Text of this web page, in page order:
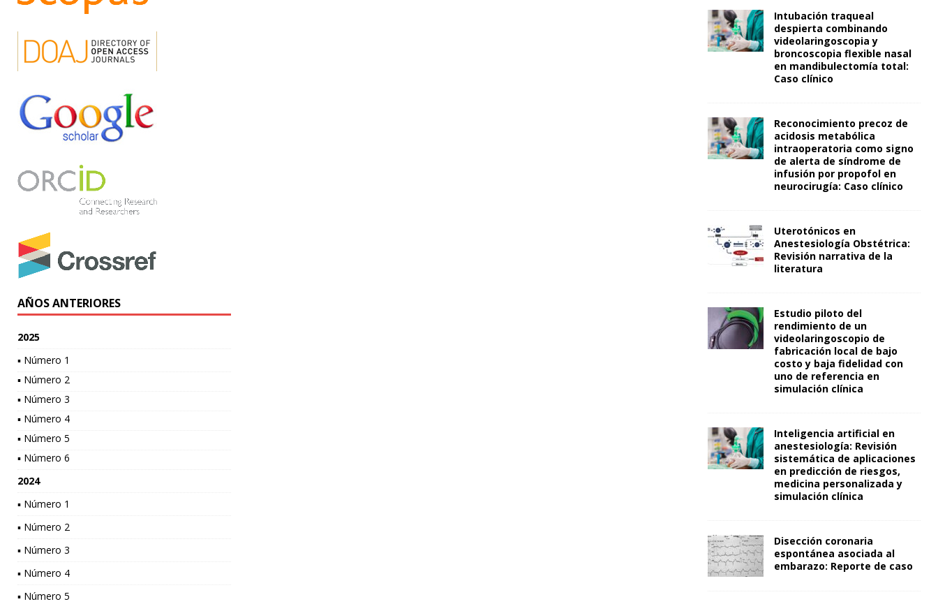
AÑOS ANTERIORES
2025
▪ Número 1
▪ Número 2
▪ Número 3
▪ Número 4
▪ Número 5
▪ Número 6
2024
▪ Número 1
▪ Número 2
▪ Número 3
▪ Número 4
▪ Número 5
Intubación traqueal
despierta combinando
videolaringoscopia y
broncoscopia flexible nasal
en mandibulectomía total:
Caso clínico
Reconocimiento precoz de
acidosis metabólica
intraoperatoria como signo
de alerta de síndrome de
infusión por propofol en
neurocirugía: Caso clínico
Uterotónicos en
Anestesiología Obstétrica:
Revisión narrativa de la
literatura
Estudio piloto del
rendimiento de un
videolaringoscopio de
fabricación local de bajo
costo y baja fidelidad con
uno de referencia en
simulación clínica
Inteligencia artificial en
anestesiología: Revisión
sistemática de aplicaciones
en predicción de riesgos,
medicina personalizada y
simulación clínica
Disección coronaria
espontánea asociada al
embarazo: Reporte de caso